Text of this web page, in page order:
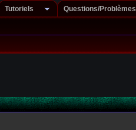
Tutoriels Questions/Problèmes